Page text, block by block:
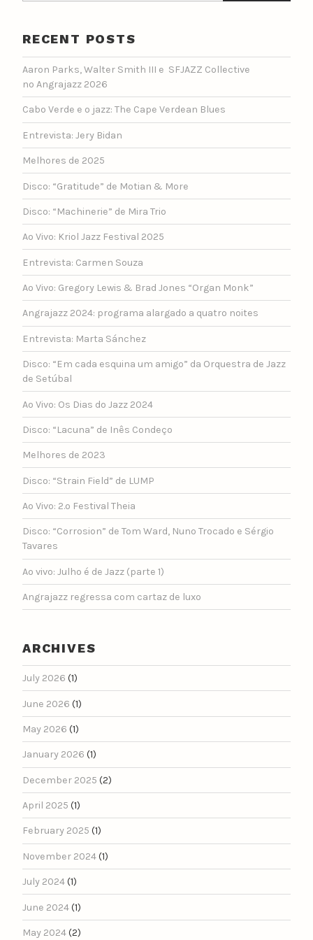
RECENT POSTS
Aaron Parks, Walter Smith III e SFJAZZ Collective
no Angrajazz 2026
Cabo Verde e o jazz: The Cape Verdean Blues
Entrevista: Jery Bidan
Melhores de 2025
Disco: “Gratitude” de Motian & More
Disco: “Machinerie” de Mira Trio
Ao Vivo: Kriol Jazz Festival 2025
Entrevista: Carmen Souza
Ao Vivo: Gregory Lewis & Brad Jones “Organ Monk”
Angrajazz 2024: programa alargado a quatro noites
Entrevista: Marta Sánchez
Disco: “Em cada esquina um amigo” da Orquestra de Jazz
de Setúbal
Ao Vivo: Os Dias do Jazz 2024
Disco: “Lacuna” de Inês Condeço
Melhores de 2023
Disco: “Strain Field” de LUMP
Ao Vivo: 2.º Festival Theia
Disco: “Corrosion” de Tom Ward, Nuno Trocado e Sérgio
Tavares
Ao vivo: Julho é de Jazz (parte 1)
Angrajazz regressa com cartaz de luxo
ARCHIVES
July 2026 (1)
June 2026 (1)
May 2026 (1)
January 2026 (1)
December 2025 (2)
April 2025 (1)
February 2025 (1)
November 2024(1)
July 2024(1)
June 2024(1)
May 2024(2)